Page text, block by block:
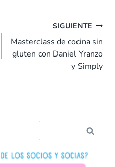
es
ar
tir
SIGUIENTE
Masterclass de cocina sin
gluten con Daniel Yranzo
y Simply